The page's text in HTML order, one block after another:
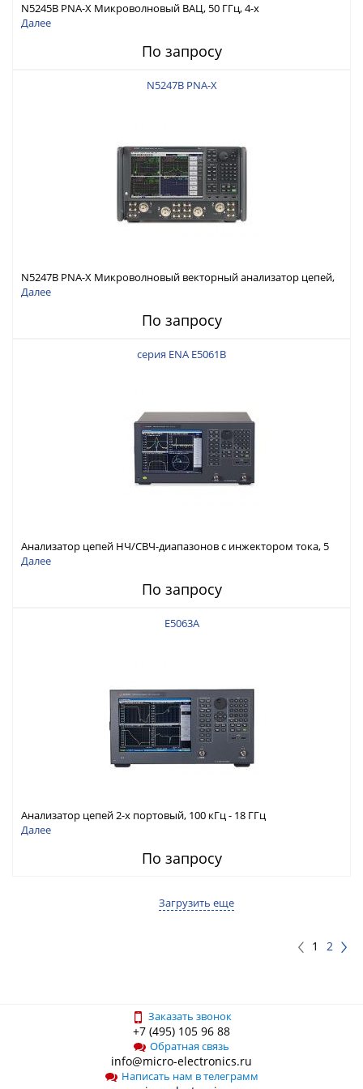
N5245B PNA-X Микроволновый ВАЦ, 50 ГГц, 4-х
портовый,конфиг. тестовая установка, 2-ой источник, ист./прм.
Далее
По запросу
N5247B PNA-X
N5247B PNA-X Микроволновый векторный анализатор цепей,
67 ГГц, 4-х портовый, конфиг. тестовая установка, 2-ой
Далее
По запросу
серия ENA E5061B
Анализатор цепей НЧ/СВЧ-диапазонов с инжектором тока, 5
Гц - 3 ГГц, импеданс 50/75 Ом
Далее
По запросу
E5063A
Анализатор цепей 2-х портовый, 100 кГц - 18 ГГц
Далее
По запросу
Загрузить еще
1 2
Заказать звонок
+7 (495) 105 96 88
Обратная связь
info@micro-electronics.ru
Написать нам в телеграмм